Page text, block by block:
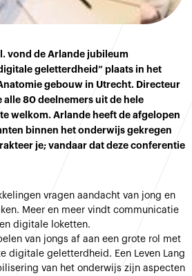
vond de Arlande jubileum
geletterdheid” plaats in het
gebouw in Utrecht. Directeur
alle 80 deelnemers uit de hele
welkom. Arlande heeft de afgelopen
binnen het onderwijs gekregen
je; vandaar dat deze conferentie
vragen aandacht van jong en
Meer en meer vindt communicatie
digitale loketten.
van jongs af aan een grote rol met
digitale geletterdheid. Een Leven Lang
van het onderwijs zijn aspecten